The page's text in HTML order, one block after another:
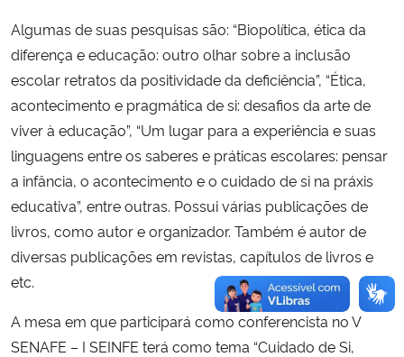
Secretaria de Governo
Gabinete de Segurança Institucional
Advocacia-Geral da União
Algumas de suas pesquisas são: “Biopolítica, ética da
diferença e educação: outro olhar sobre a inclusão
escolar retratos da positividade da deficiência”, “Ética,
acontecimento e pragmática de si: desafios da arte de
viver à educação”, “Um lugar para a experiência e suas
linguagens entre os saberes e práticas escolares: pensar
a infância, o acontecimento e o cuidado de si na práxis
educativa”, entre outras. Possui várias publicações de
livros, como autor e organizador. Também é autor de
diversas publicações em revistas, capítulos de livros e
etc.
A mesa em que participará como conferencista no V
SENAFE – I SEINFE terá como tema “Cuidado de Si,